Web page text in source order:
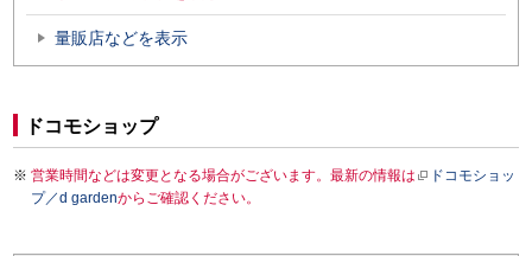
量販店などを表示
ドコモショップ
営業時間などは変更となる場合がございます。最新の情報は
ドコモショッ
プ／d gardenからご確認ください。